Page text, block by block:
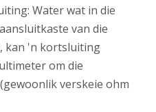
Water wat in die
van die
kan 'n kortsluiting
om die
verskeie ohm